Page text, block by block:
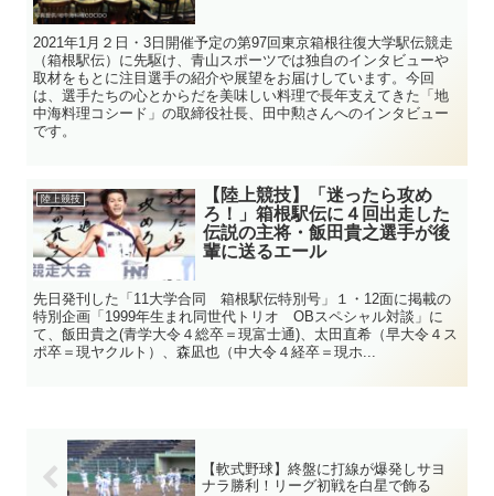
2021年1月２日・3日開催予定の第97回東京箱根往復大学駅伝競走
（箱根駅伝）に先駆け、青山スポーツでは独自のインタビューや
取材をもとに注目選手の紹介や展望をお届けしています。今回
は、選手たちの心とからだを美味しい料理で長年支えてきた「地
中海料理コシード」の取締役社長、田中勲さんへのインタビュー
です。
陸上競技
【陸上競技】「迷ったら攻め
ろ！」箱根駅伝に４回出走した
伝説の主将・飯田貴之選手が後
輩に送るエール
先日発刊した「11大学合同 箱根駅伝特別号」１・12面に掲載の
特別企画「1999年生まれ同世代トリオ OBスペシャル対談」に
て、飯田貴之(青学大令４総卒＝現富士通)、太田直希（早大令４ス
ポ卒＝現ヤクルト）、森凪也（中大令４経卒＝現ホ...
【軟式野球】終盤に打線が爆発しサヨ
ナラ勝利！リーグ初戦を白星で飾る